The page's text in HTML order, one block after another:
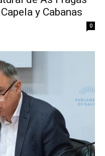
y Cabanas
0